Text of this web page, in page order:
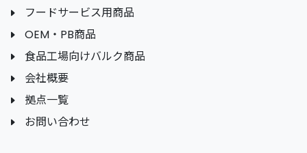
フードサービス用商品
OEM・PB商品
食品工場向けバルク商品
会社概要
拠点一覧
お問い合わせ